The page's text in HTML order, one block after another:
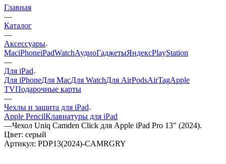
Главная
—
Каталог
—
Аксессуары
MaciPhoneiPadWatchАудиоГаджетыЯндексPlayStation
—
Для iPad
Для iPhoneДля MacДля WatchДля AirPodsAirTagApple
TVПодарочные карты
—
Чехлы и защита для iPad
Apple PencilКлавиатуры для iPad
—Чехол Uniq Camden Click для Apple iPad Pro 13" (2024).
Цвет: серый
Артикул: PDP13(2024)-CAMRGRY